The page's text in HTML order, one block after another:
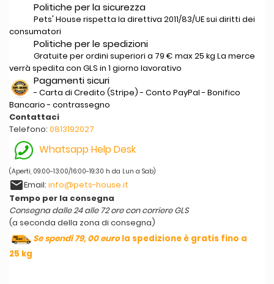
Politiche per la sicurezza
Pets' House rispetta la direttiva 2011/83/UE sui diritti dei
consumatori
Politiche per le spedizioni
Gratuite per ordini superiori a 79 € max 25 kg La merce
verrà spedita con GLS in 1 giorno lavorativo
Pagamenti sicuri
- Carta di Credito (Stripe) - Conto PayPal - Bonifico
Bancario - contrassegno
Contattaci
Telefono: 0813192027
Whatsapp Help Desk
(Aperti, 09:00-13:00/16:00-19:30 h da Lun a Sab)
emailEmail: info@pets-house.it
Tempo per la consegna
Consegna dalle 24 alle 72 ore con corriere GLS
(a seconda della zona di consegna)
Se spendi 79, 00 eurola spedizione è gratis fino a
25 kg